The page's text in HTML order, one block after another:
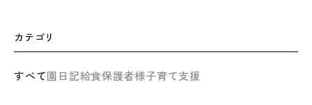
カテゴリ
すべて園日記給食保護者様子育て支援